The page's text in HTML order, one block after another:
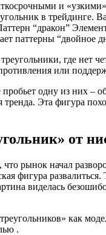
и
в трейдинге.
“дракон”
паттерны “двойное
где
или
одну из них –
Эта фигура
от
рынок начал
фигура
виделась
как
.